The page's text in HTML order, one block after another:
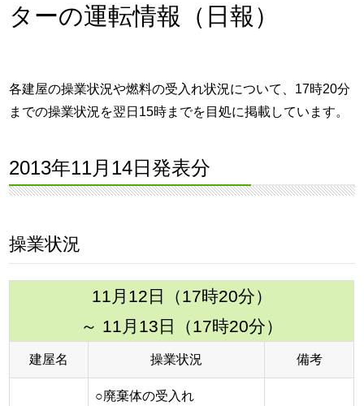
ターの運転情報（日報）
各建屋の操業状況や燃料の受入れ状況について、17時20分
までの操業状況を翌日15時までを目処に掲載しています。
2013年11月14日発表分
操業状況
11月12日（17時20分）
～ 11月13日（17時20分）
建屋名 操業状況 備考
○廃棄体の受入れ